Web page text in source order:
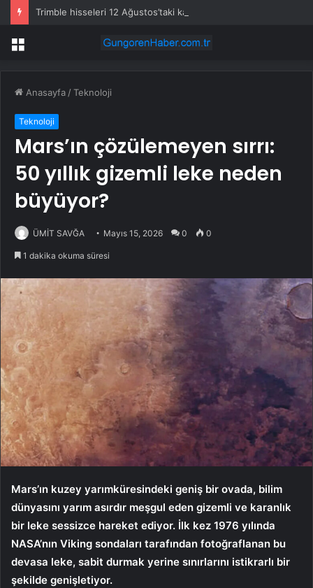
Trimble hisseleri 12 Ağustos’taki kârda %6 hareket edebilir
Menü
Anasayfa /Teknoloji
Teknoloji
Mars’ın çözülemeyen sırrı:
50 yıllık gizemli leke neden
büyüyor?
ÜMİT SAVĞA Mayıs 15, 2026 0 0
1 dakika okuma süresi
Mars’ın kuzey yarımküresindeki geniş bir ovada, bilim
dünyasını yarım asırdır meşgul eden gizemli ve karanlık
bir leke sessizce hareket ediyor. İlk kez 1976 yılında
NASA’nın Viking sondaları tarafından fotoğraflanan bu
devasa leke, sabit durmak yerine sınırlarını istikrarlı bir
şekilde genişletiyor.